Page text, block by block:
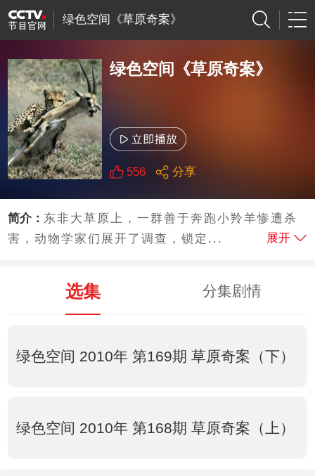
绿色空间《草原奇案》
绿色空间《草原奇案》
556 分享
简介： 东非大草原上，一群善于奔跑小羚羊惨遭杀
害，动物学家们展开了调查，锁定...
展开
选集 分集剧情
绿色空间 2010年 第169期 草原奇案（下）
绿色空间 2010年 第168期 草原奇案（上）